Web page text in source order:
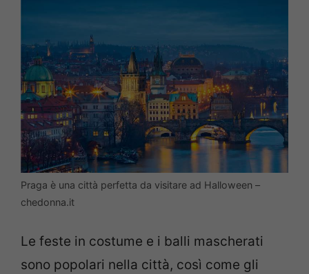
Praga è una città perfetta da visitare ad Halloween –
chedonna.it
Le feste in costume e i balli mascherati
sono popolari nella città, così come gli